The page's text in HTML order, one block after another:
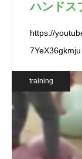
ハンド
https://
training